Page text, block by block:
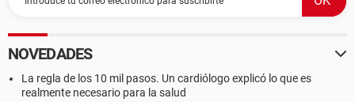
NOVEDADES
La regla de los 10 mil pasos. Un cardiólogo explicó lo que es
realmente necesario para la salud